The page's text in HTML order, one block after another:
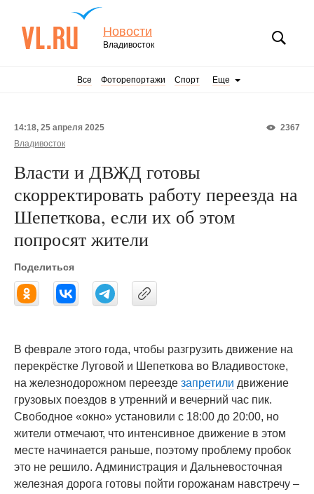
Новости
Владивосток
Все Фоторепортажи Спорт Еще
2367
14:18, 25 апреля 2025
Владивосток
Власти и ДВЖД готовы
скорректировать работу переезда на
Шепеткова, если их об этом
попросят жители
Поделиться
В феврале этого года, чтобы разгрузить движение на
перекрёстке Луговой и Шепеткова во Владивостоке,
на железнодорожном переезде запретили движение
грузовых поездов в утренний и вечерний час пик.
Свободное «окно» установили с 18:00 до 20:00, но
жители отмечают, что интенсивное движение в этом
месте начинается раньше, поэтому проблему пробок
это не решило. Администрация и Дальневосточная
железная дорога готовы пойти горожанам навстречу –